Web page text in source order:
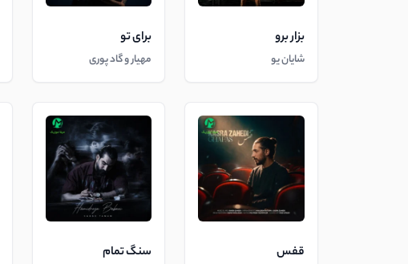
بزار برو
شایان یو
برای تو
مهیار و گاد پوری
قفس سنگ تمام